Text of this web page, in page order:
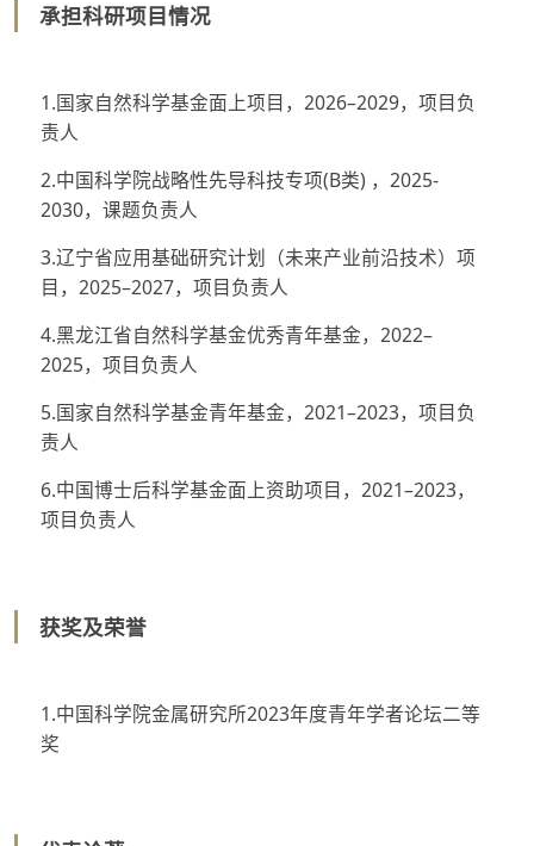
承担科研项目情况
1.国家自然科学基金面上项目，2026–2029，项目负
责人
2.中国科学院战略性先导科技专项(B类) ，2025-
2030，课题负责人
3.辽宁省应用基础研究计划（未来产业前沿技术）项
目，2025–2027，项目负责人
4.黑龙江省自然科学基金优秀青年基金，2022–
2025，项目负责人
5.国家自然科学基金青年基金，2021–2023，项目负
责人
6.中国博士后科学基金面上资助项目，2021–2023，
项目负责人
获奖及荣誉
1.中国科学院金属研究所2023年度青年学者论坛二等
奖